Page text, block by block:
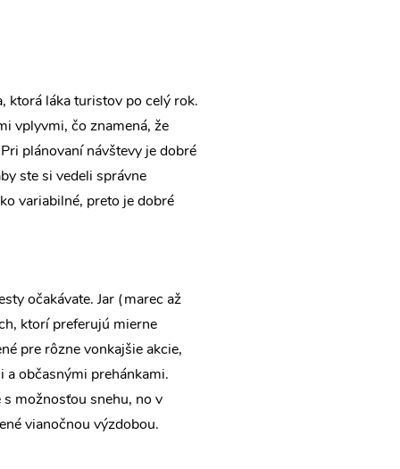
ktorá láka turistov po celý rok.
vplyvmi, čo znamená, že
plánovaní návštevy je dobré
ste si vedeli správne
variabilné, preto je dobré
očakávate. Jar (marec až
ktorí preferujú mierne
pre rôzne vonkajšie akcie,
občasnými prehánkami.
možnosťou snehu, no v
vianočnou výzdobou.